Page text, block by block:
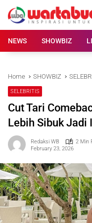
content
NEWS
SHOWBIZ
Home SHOWBIZ
SELEBRITIS
Cut Tari
Lebih Sibuk Jadi
Redaksi WB
2 Min
February 23, 2026